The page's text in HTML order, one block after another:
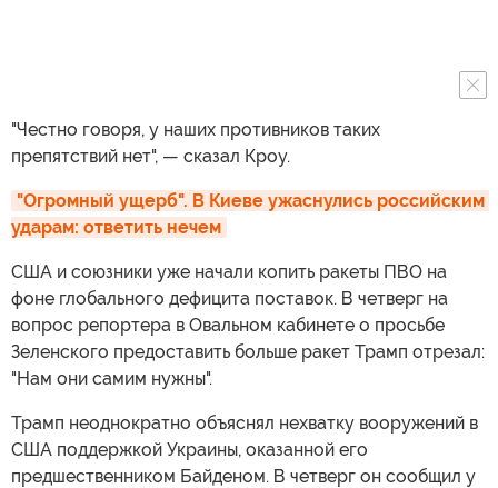
"Честно говоря, у наших противников таких
препятствий нет", — сказал Кроу.
"Огромный ущерб". В Киеве ужаснулись российским
ударам: ответить нечем
США и союзники уже начали копить ракеты ПВО на
фоне глобального дефицита поставок. В четверг на
вопрос репортера в Овальном кабинете о просьбе
Зеленского предоставить больше ракет Трамп отрезал:
"Нам они самим нужны".
Трамп неоднократно объяснял нехватку вооружений в
США поддержкой Украины, оказанной его
предшественником Байденом. В четверг он сообщил у